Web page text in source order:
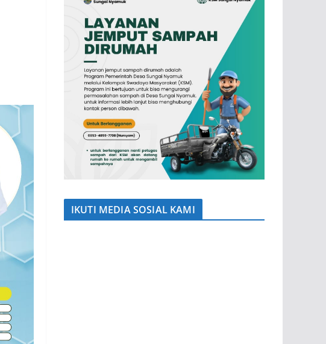
IKUTI MEDIA SOSIAL KAMI